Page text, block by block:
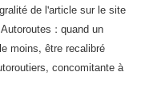
de l'article sur le site
: quand un
moins, être recalibré
concomitante à